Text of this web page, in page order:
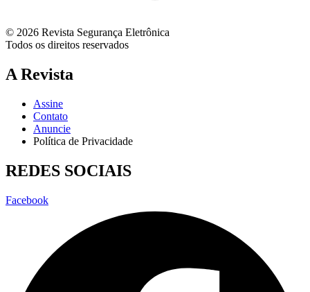
© 2026 Revista Segurança Eletrônica
Todos os direitos reservados
A Revista
Assine
Contato
Anuncie
Política de Privacidade
REDES SOCIAIS
Facebook